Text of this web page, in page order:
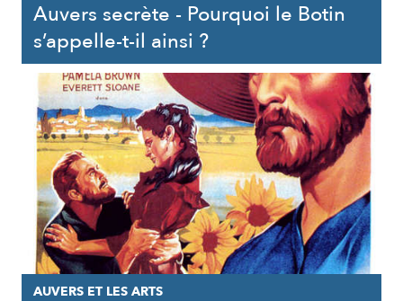
Auvers secrète - Pourquoi le Botin
s’appelle-t-il ainsi ?
AUVERS ET LES ARTS